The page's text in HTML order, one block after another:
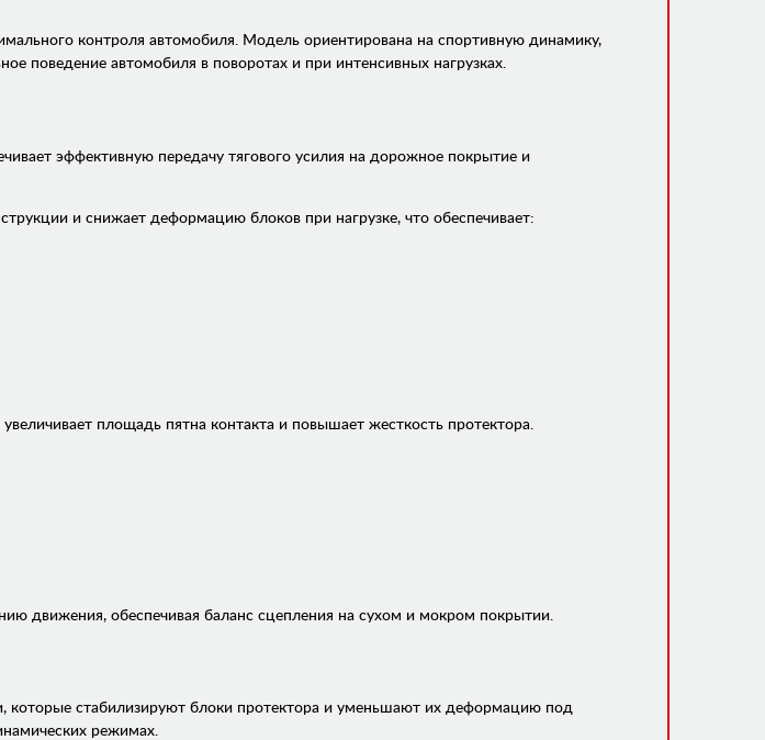
контроля автомобиля. Модель ориентирована на спортивную динамику,
поведение автомобиля в поворотах и при интенсивных нагрузках.
эффективную передачу тягового усилия на дорожное покрытие и
и снижает деформацию блоков при нагрузке, что обеспечивает:
площадь пятна контакта и повышает жесткость протектора.
движения, обеспечивая баланс сцепления на сухом и мокром покрытии.
которые стабилизируют блоки протектора и уменьшают их деформацию под
режимах.